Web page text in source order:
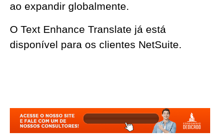
ao expandir globalmente.
O Text Enhance Translate já está
disponível para os clientes NetSuite.